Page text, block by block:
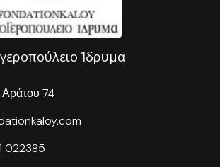
Ίδρυμα
Αράτου 74
022385